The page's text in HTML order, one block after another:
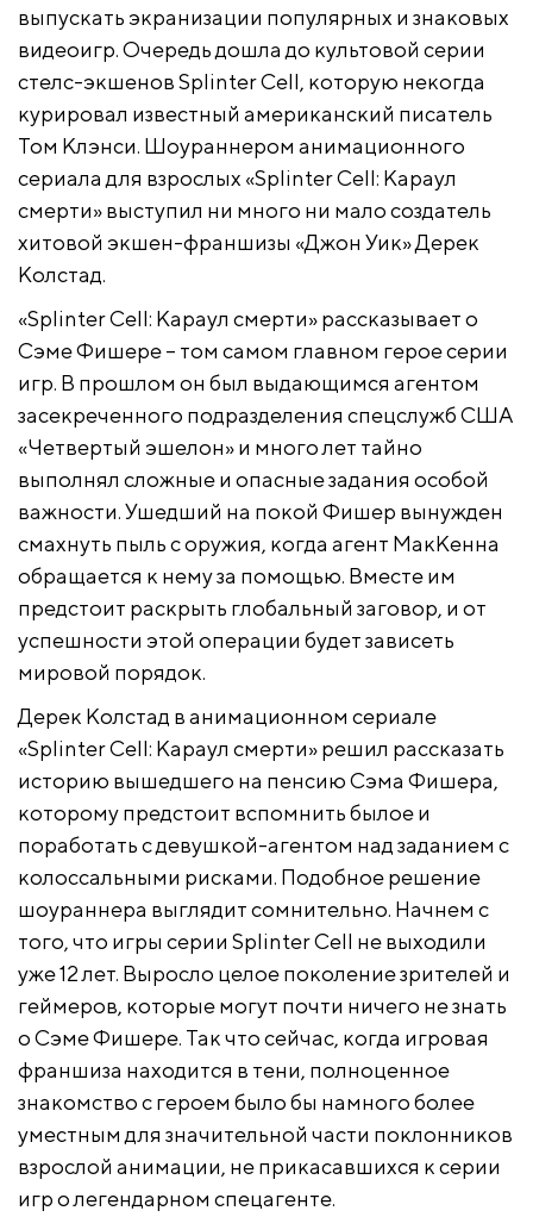
выпускать экранизации популярных и знаковых
видеоигр. Очередь дошла до культовой серии
стелс-экшенов Splinter Cell, которую некогда
курировал известный американский писатель
Том Клэнси. Шоураннером анимационного
сериала для взрослых «Splinter Cell: Караул
смерти» выступил ни много ни мало создатель
хитовой экшен-франшизы «Джон Уик» Дерек
Колстад.
«Splinter Cell: Караул смерти» рассказывает о
Сэме Фишере – том самом главном герое серии
игр. В прошлом он был выдающимся агентом
засекреченного подразделения спецслужб США
«Четвертый эшелон» и много лет тайно
выполнял сложные и опасные задания особой
важности. Ушедший на покой Фишер вынужден
смахнуть пыль с оружия, когда агент МакКенна
обращается к нему за помощью. Вместе им
предстоит раскрыть глобальный заговор, и от
успешности этой операции будет зависеть
мировой порядок.
Дерек Колстад в анимационном сериале
«Splinter Cell: Караул смерти» решил рассказать
историю вышедшего на пенсию Сэма Фишера,
которому предстоит вспомнить былое и
поработать с девушкой-агентом над заданием с
колоссальными рисками. Подобное решение
шоураннера выглядит сомнительно. Начнем с
того, что игры серии Splinter Cell не выходили
уже 12 лет. Выросло целое поколение зрителей и
геймеров, которые могут почти ничего не знать
о Сэме Фишере. Так что сейчас, когда игровая
франшиза находится в тени, полноценное
знакомство с героем было бы намного более
уместным для значительной части поклонников
взрослой анимации, не прикасавшихся к серии
игр о легендарном спецагенте.